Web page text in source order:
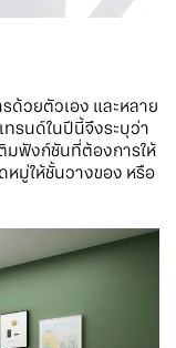
ด้วยตัวเอง และหลาย
รนด์ในปีนี้จึงระบุว่า
มฟังก์ชันที่ต้องการให้
มู่ให้ชั้นวางของ หรือ